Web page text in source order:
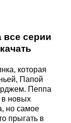
все серии
которая
Папой
Пеппа
в новых
но самое
прыгать в